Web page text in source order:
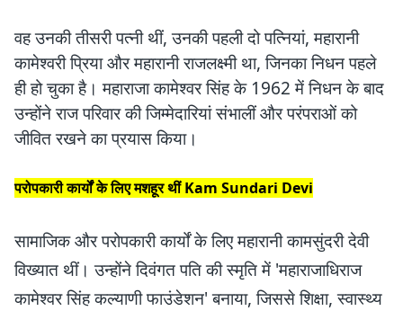
वह उनकी तीसरी पत्नी थीं, उनकी पहली दो पत्नियां, महारानी
कामेश्वरी प्रिया और महारानी राजलक्ष्मी था, जिनका निधन पहले
ही हो चुका है। महाराजा कामेश्वर सिंह के 1962 में निधन के बाद
उन्होंने राज परिवार की जिम्मेदारियां संभालीं और परंपराओं को
जीवित रखने का प्रयास किया।
परोपकारी कार्यों के लिए मशहूर थींKam Sundari Devi
सामाजिक और परोपकारी कार्यों के लिए महारानी कामसुंदरी देवी
विख्यात थीं। उन्होंने दिवंगत पति की स्मृति में 'महाराजाधिराज
कामेश्वर सिंह कल्याणी फाउंडेशन' बनाया, जिससे शिक्षा, स्वास्थ्य